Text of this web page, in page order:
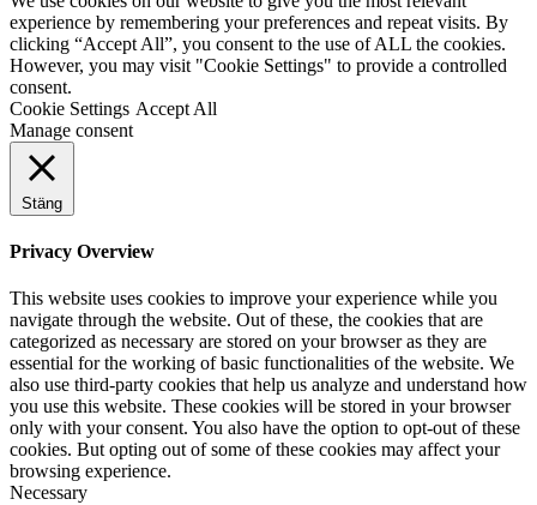
experience by remembering your preferences and repeat visits. By
clicking “Accept All”, you consent to the use of ALL the cookies.
However, you may visit "Cookie Settings" to provide a controlled
consent.
Cookie Settings Accept All
Manage consent
Stäng
Privacy Overview
This website uses cookies to improve your experience while you
navigate through the website. Out of these, the cookies that are
categorized as necessary are stored on your browser as they are
essential for the working of basic functionalities of the website. We
also use third-party cookies that help us analyze and understand how
you use this website. These cookies will be stored in your browser
only with your consent. You also have the option to opt-out of these
cookies. But opting out of some of these cookies may affect your
browsing experience.
Necessary